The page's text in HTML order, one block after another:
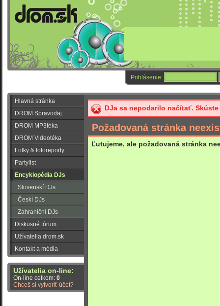
Prihlásenie:
Hlavná stránka
DROM Spravodaj
DROM MP3téka
DROM Videotéka
Fotky & fotoreporty
Partylist
Encyklopédia DJs
Slovenskí DJs
Českí DJs
Zahraniční DJs
Diskusné fórum
Užívatelia drom.sk
Kontakt a média
Užívatelia on-line:
On-line celkom: 0
Chceš si vytvoriť účet?
DJa sa nepodarilo načítať.
Požadovaná stránka
Ľutujeme, ale požadovaná stránka